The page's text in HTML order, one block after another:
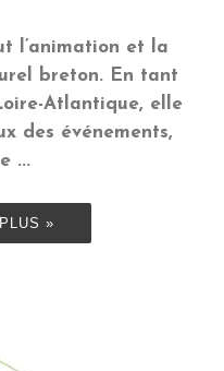
l’animation et la
breton. En tant
Atlantique, elle
des événements,
...
»